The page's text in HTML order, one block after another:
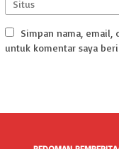
Simpan nama, email,
untuk komentar saya